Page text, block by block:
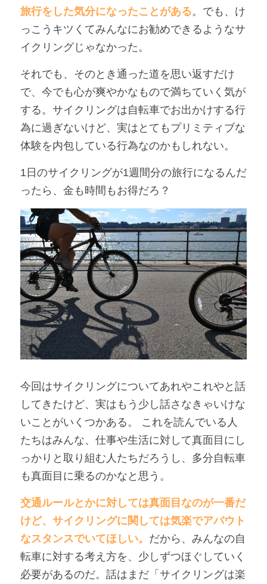
旅行をした気分になったことがある。でも、け
っこうキツくてみんなにお勧めできるようなサ
イクリングじゃなかった。
それでも、そのとき通った道を思い返すだけ
で、今でも心が爽やかなもので満ちていく気が
する。サイクリングは自転車でお出かけする行
為に過ぎないけど、実はとてもプリミティブな
体験を内包している行為なのかもしれない。
1日のサイクリングが1週間分の旅行になるんだ
ったら、金も時間もお得だろ？
今回はサイクリングについてあれやこれやと話
してきたけど、実はもう少し話さなきゃいけな
いことがいくつかある。 これを読んでいる人
たちはみんな、仕事や生活に対して真面目にし
っかりと取り組む人たちだろうし、多分自転車
も真面目に乗るのかなと思う。
交通ルールとかに対しては真面目なのが一番だ
けど、サイクリングに関しては気楽でアバウト
なスタンスでいてほしい。 だから、みんなの自
転車に対する考え方を、少しずつほぐしていく
必要があるのだ。話はまだ「サイクリングは楽